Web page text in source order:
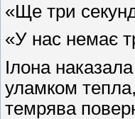
«Ще три
«У нас немає
Ілона
уламком
темрява